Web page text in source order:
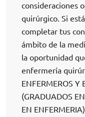
consideraciones
quirúrgico. Si
completar tus
ámbito de la
la oportunidad
enfermería
ENFERMEROS Y
(GRADUADOS
EN